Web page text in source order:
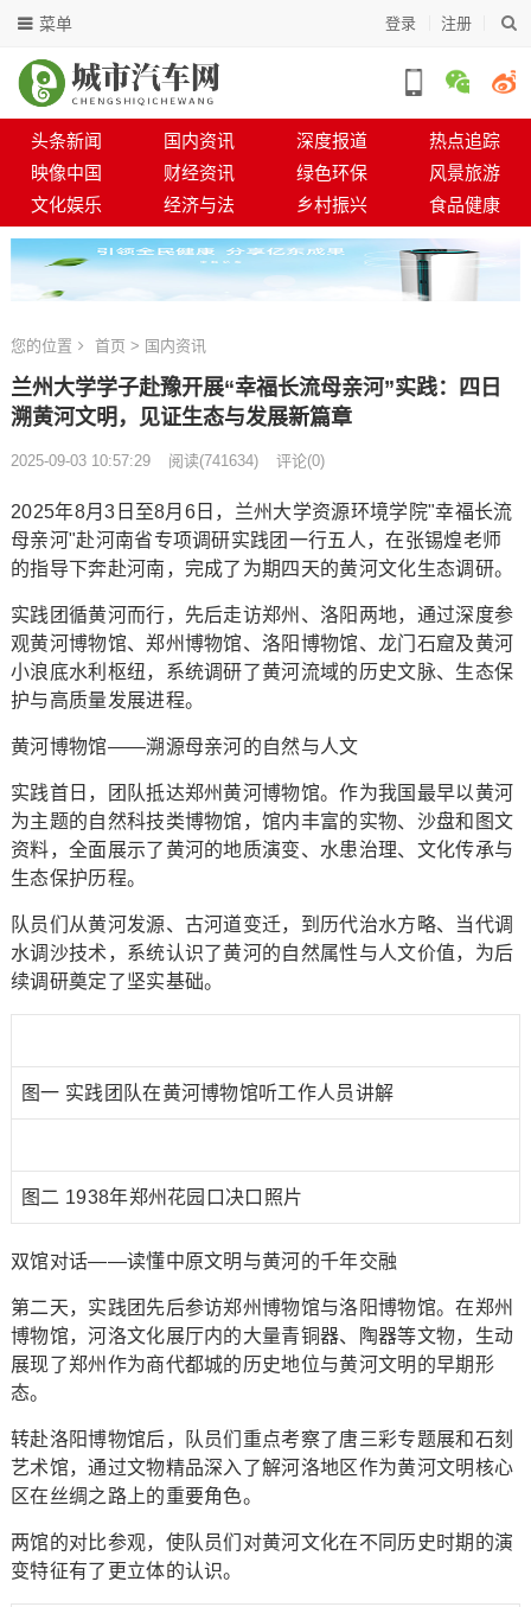
登录 注册
菜单
头条新闻 国内资讯 深度报道
热点追踪
映像中国
财经资讯 绿色环保
风景旅游
文化娱乐
经济与法 乡村振兴 食品健康
您的位置 首页 > 国内资讯
兰州大学学子赴豫开展“幸福长流母亲河”实践：四日
溯黄河文明，见证生态与发展新篇章
2025-09-03 10:57:29 阅读(741634) 评论(0)
2025年8月3日至8月6日，兰州大学资源环境学院"幸福长流
母亲河"赴河南省专项调研实践团一行五人，在张锡煌老师
的指导下奔赴河南，完成了为期四天的黄河文化生态调研。
实践团循黄河而行，先后走访郑州、洛阳两地，通过深度参
观黄河博物馆、郑州博物馆、洛阳博物馆、龙门石窟及黄河
小浪底水利枢纽，系统调研了黄河流域的历史文脉、生态保
护与高质量发展进程。
黄河博物馆——溯源母亲河的自然与人文
实践首日，团队抵达郑州黄河博物馆。作为我国最早以黄河
为主题的自然科技类博物馆，馆内丰富的实物、沙盘和图文
资料，全面展示了黄河的地质演变、水患治理、文化传承与
生态保护历程。
队员们从黄河发源、古河道变迁，到历代治水方略、当代调
水调沙技术，系统认识了黄河的自然属性与人文价值，为后
续调研奠定了坚实基础。
图一 实践团队在黄河博物馆听工作人员讲解
图二 1938年郑州花园口决口照片
双馆对话——读懂中原文明与黄河的千年交融
第二天，实践团先后参访郑州博物馆与洛阳博物馆。在郑州
博物馆，河洛文化展厅内的大量青铜器、陶器等文物，生动
展现了郑州作为商代都城的历史地位与黄河文明的早期形
态。
转赴洛阳博物馆后，队员们重点考察了唐三彩专题展和石刻
艺术馆，通过文物精品深入了解河洛地区作为黄河文明核心
区在丝绸之路上的重要角色。
两馆的对比参观，使队员们对黄河文化在不同历史时期的演
变特征有了更立体的认识。